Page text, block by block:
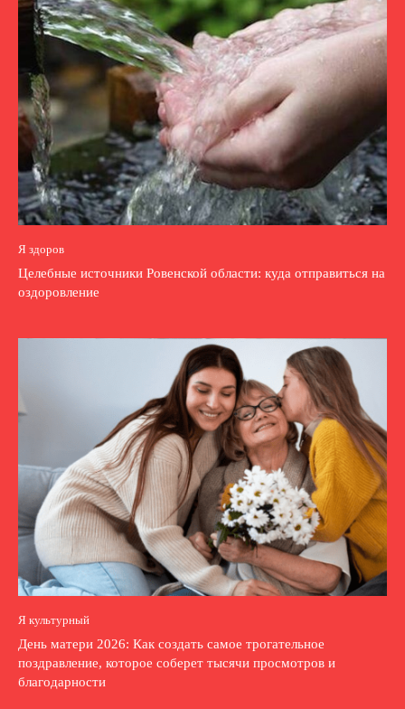
Я здоров
Целебные источники Ровенской области: куда отправиться на
оздоровление
Я культурный
День матери 2026: Как создать самое трогательное
поздравление, которое соберет тысячи просмотров и
благодарности